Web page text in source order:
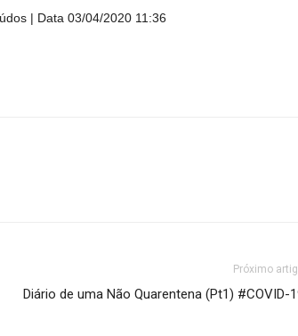
Data 03/04/2020 11:36
Próximo
Diário de uma Não Quarentena (Pt1) #COVID-